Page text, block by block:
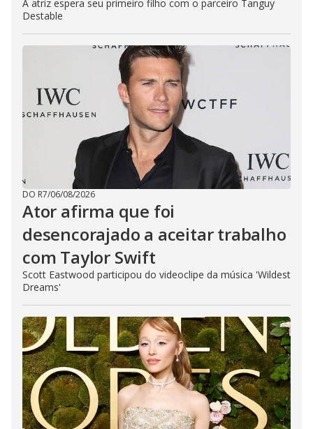
A atriz espera seu primeiro filho com o parceiro Tanguy
Destable
DO R7/06/08/2026
Ator afirma que foi
desencorajado a aceitar trabalho
com Taylor Swift
Scott Eastwood participou do videoclipe da música 'Wildest
Dreams'